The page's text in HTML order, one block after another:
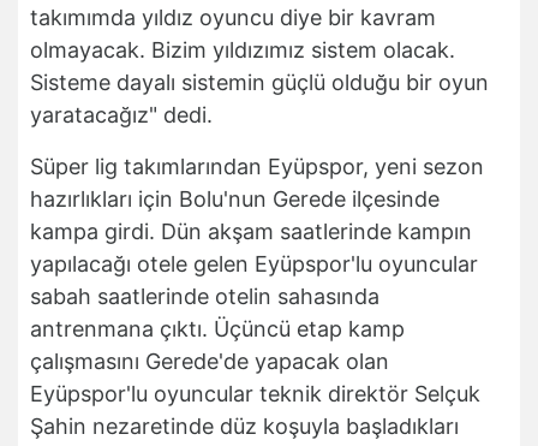
takımımda yıldız oyuncu diye bir kavram
olmayacak. Bizim yıldızımız sistem olacak.
Sisteme dayalı sistemin güçlü olduğu bir oyun
yaratacağız" dedi.
Süper lig takımlarından Eyüpspor, yeni sezon
hazırlıkları için Bolu'nun Gerede ilçesinde
kampa girdi. Dün akşam saatlerinde kampın
yapılacağı otele gelen Eyüpspor'lu oyuncular
sabah saatlerinde otelin sahasında
antrenmana çıktı. Üçüncü etap kamp
çalışmasını Gerede'de yapacak olan
Eyüpspor'lu oyuncular teknik direktör Selçuk
Şahin nezaretinde düz koşuyla başladıkları